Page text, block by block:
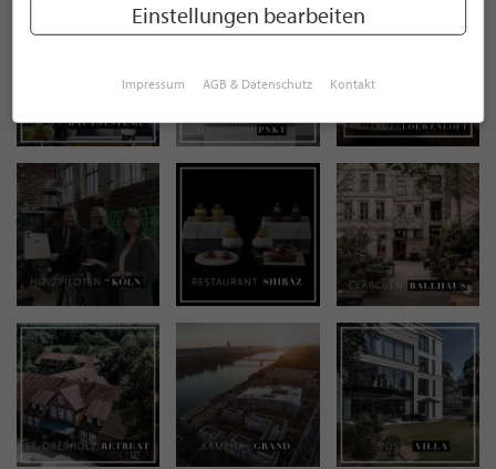
Einstellungen bearbeiten
Impressum AGB & Datenschutz Kontakt